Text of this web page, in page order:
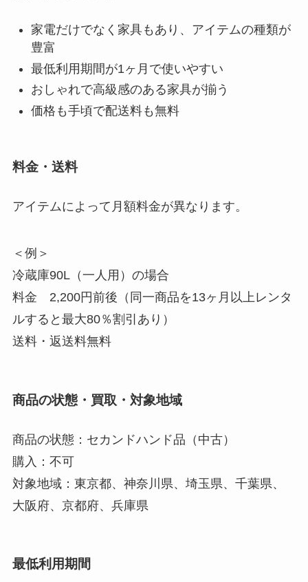
家電だけでなく家具もあり、アイテムの種類が
豊富
最低利用期間が1ヶ月で使いやすい
おしゃれで高級感のある家具が揃う
価格も手頃で配送料も無料
料金・送料
アイテムによって月額料金が異なります。
＜例＞
冷蔵庫90L（一人用）の場合
料金 2,200円前後（同一商品を13ヶ月以上レンタ
ルすると最大80％割引あり）
送料・返送料無料
商品の状態・買取・対象地域
商品の状態：セカンドハンド品（中古）
購入：不可
対象地域：東京都、神奈川県、埼玉県、千葉県、
大阪府、京都府、兵庫県
最低利用期間